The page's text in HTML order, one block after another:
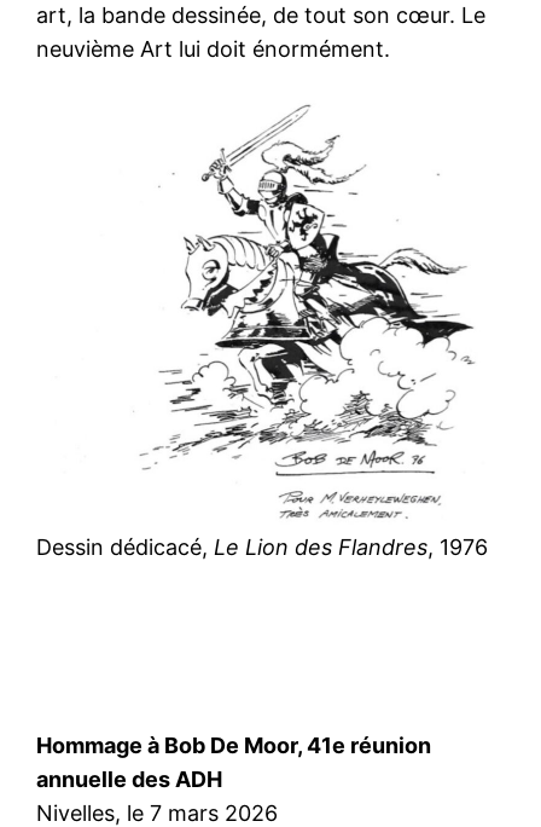
art, la bande dessinée, de tout son cœur. Le
neuvième Art lui doit énormément.
Dessin dédicacé, Le Lion des Flandres, 1976
Hommage à Bob De Moor, 41e réunion
annuelle des ADH
Nivelles, le 7 mars 2026